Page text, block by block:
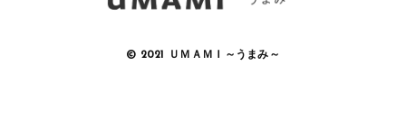
© 2021 ＵＭＡＭＩ～うまみ～